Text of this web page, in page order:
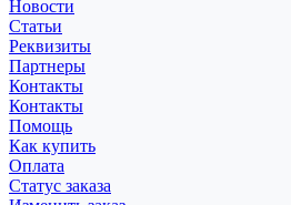
Новости
Статьи
Реквизиты
Партнеры
Контакты
Контакты
Помощь
Как купить
Оплата
Статус заказа